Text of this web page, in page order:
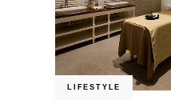
LIFESTYLE